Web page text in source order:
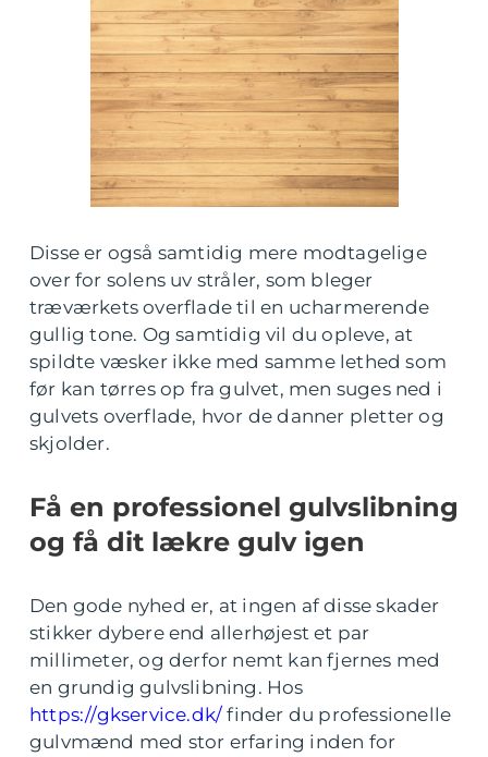
Disse er også samtidig mere modtagelige
over for solens uv stråler, som bleger
træværkets overflade til en ucharmerende
gullig tone. Og samtidig vil du opleve, at
spildte væsker ikke med samme lethed som
før kan tørres op fra gulvet, men suges ned i
gulvets overflade, hvor de danner pletter og
skjolder.
Få en professionel gulvslibning
og få dit lækre gulv igen
Den gode nyhed er, at ingen af disse skader
stikker dybere end allerhøjest et par
millimeter, og derfor nemt kan fjernes med
en grundig gulvslibning. Hos
https://gkservice.dk/ finder du professionelle
gulvmænd med stor erfaring inden for